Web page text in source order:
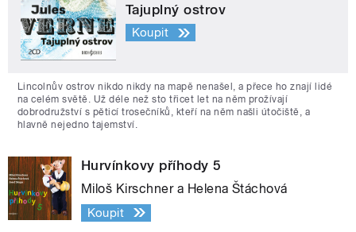
Tajuplný ostrov
Koupit
Lincolnův ostrov nikdo nikdy na mapě nenašel, a přece ho znají lidé
na celém světě. Už déle než sto třicet let na něm prožívají
dobrodružství s pěticí trosečníků, kteří na něm našli útočiště, a
hlavně nejedno tajemství.
Hurvínkovy příhody 5
Miloš Kirschner a Helena Štáchová
Koupit